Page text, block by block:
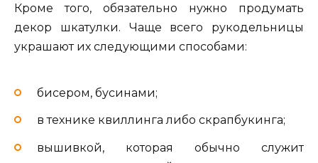
Кроме того, обязательно нужно продумать
декор шкатулки. Чаще всего рукодельницы
украшают их следующими способами:
бисером, бусинами;
в технике квиллинга либо скрапбукинга;
вышивкой, которая обычно служит